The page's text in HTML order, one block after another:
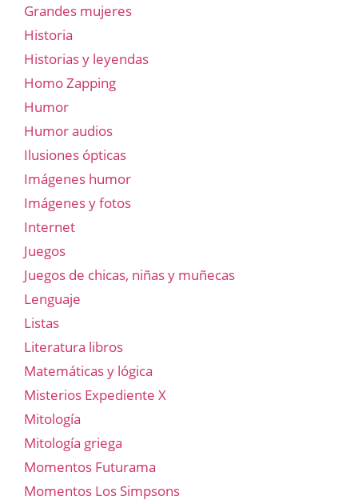
Grandes mujeres
Historia
Historias y leyendas
Homo Zapping
Humor
Humor audios
Ilusiones ópticas
Imágenes humor
Imágenes y fotos
Internet
Juegos
Juegos de chicas, niñas y muñecas
Lenguaje
Listas
Literatura libros
Matemáticas y lógica
Misterios Expediente X
Mitología
Mitología griega
Momentos Futurama
Momentos Los Simpsons